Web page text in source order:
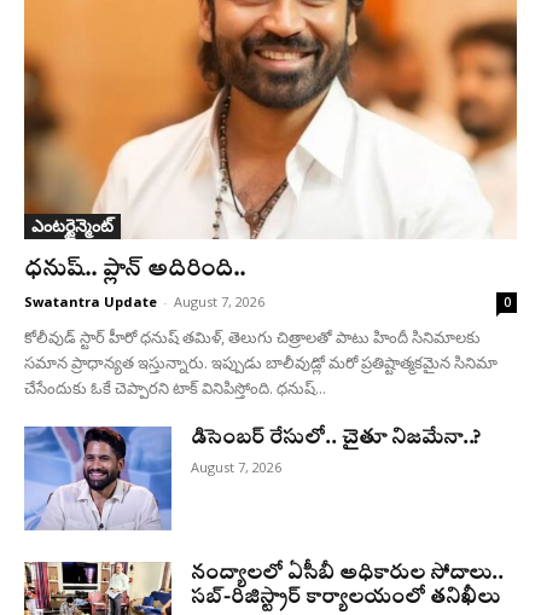
ఎంటర్టైన్మెంట్
ధనుష్‌.. ప్లాన్ అదిరింది..
Swatantra Update - August 7, 2026 0
కోలీవుడ్ స్టార్ హీరో ధనుష్ తమిళ్, తెలుగు చిత్రాలతో పాటు హిందీ సినిమాలకు
సమాన ప్రాధాన్యత ఇస్తున్నారు. ఇప్పుడు బాలీవుడ్లో మరో ప్రతిష్టాత్మకమైన సినిమా
చేసేందుకు ఓకే చెప్పారని టాక్ వినిపిస్తోంది. ధనుష్...
డిసెంబర్ రేసులో.. చైతూ నిజమేనా..?
August 7, 2026
నంద్యాలలో ఏసీబీ అధికారుల సోదాలు..
సబ్-రిజిస్ట్రార్ కార్యాలయంలో తనిఖీలు